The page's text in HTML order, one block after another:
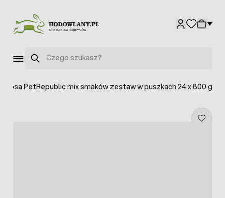
Szukaj
psa PetRepublic mix smaków zestaw w puszkach 24 x 800 g